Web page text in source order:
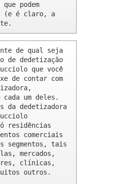
podem
(e é claro, a
de qual seja
de dedetização
que você
de contar com
cada um deles.
da dedetizadora
residências
comerciais
segmentos, tais
mercados,
clínicas,
outros.